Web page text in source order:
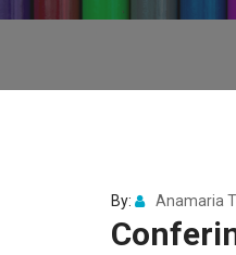
By: Anamaria